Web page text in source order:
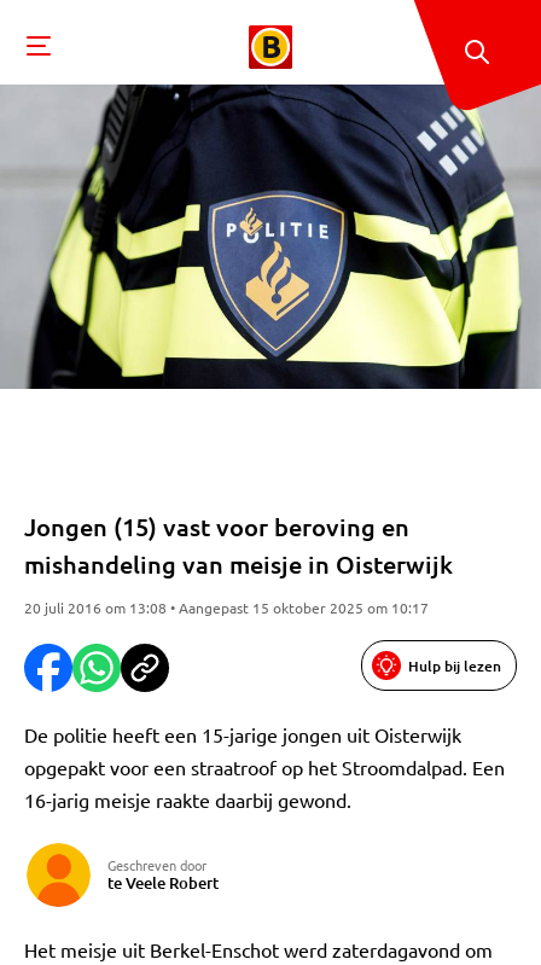
Jongen (15) vast voor beroving en
mishandeling van meisje in Oisterwijk
20 juli 2016 om 13:08 • Aangepast 15 oktober 2025 om 10:17
Hulp bij lezen
De politie heeft een 15-jarige jongen uit Oisterwijk
opgepakt voor een straatroof op het Stroomdalpad. Een
16-jarig meisje raakte daarbij gewond.
Geschreven door
te Veele Robert
Het meisje uit Berkel-Enschot werd zaterdagavond om